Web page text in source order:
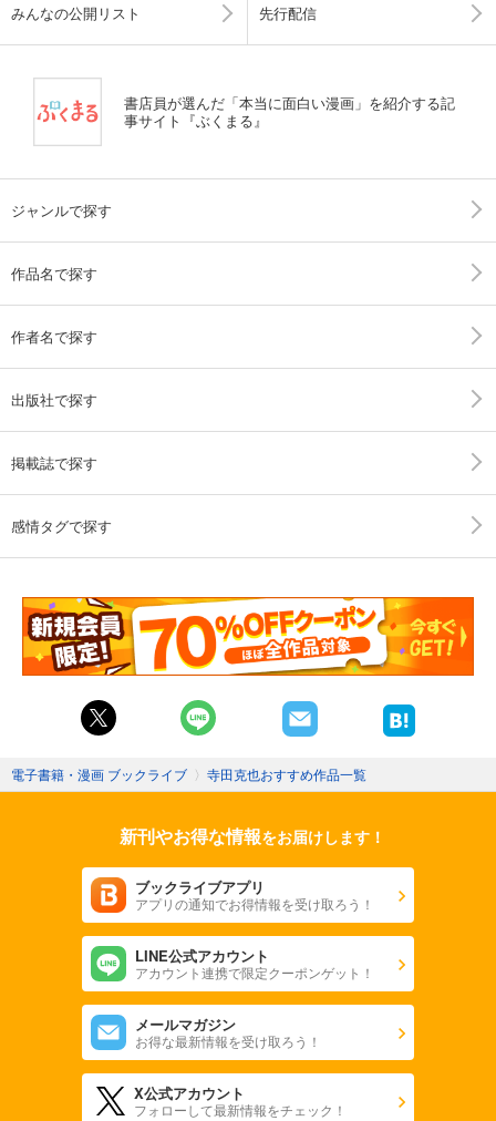
みんなの公開リスト 先行配信
書店員が選んだ「本当に面白い漫画」を紹介する記
事サイト『ぶくまる』
ジャンルで探す
作品名で探す
作者名で探す
出版社で探す
掲載誌で探す
感情タグで探す
電子書籍・漫画 ブックライブ 〉 寺田克也おすすめ作品一覧
新刊やお得な情報をお届けします！
ブックライブアプリ
アプリの通知でお得情報を受け取ろう！
LINE公式アカウント
アカウント連携で限定クーポンゲット！
メールマガジン
お得な最新情報を受け取ろう！
X公式アカウント
フォローして最新情報をチェック！